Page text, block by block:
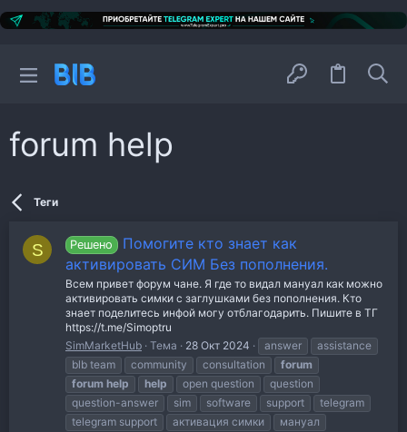
forum help
Теги
S Решено
Помогите кто знает как
активировать СИМ Без пополнения.
Всем привет форум чане. Я где то видал мануал как можно
активировать симки с заглушками без пополнения. Кто
знает поделитесь инфой могу отблагодарить. Пишите в ТГ
https://t.me/Simoptru
SimMarketHub Тема 28 Окт 2024 answer
assistance
blb team
community consultation
forum
forum help help open question
question
question-answer
sim software support
telegram
telegram support
активация симки
мануал